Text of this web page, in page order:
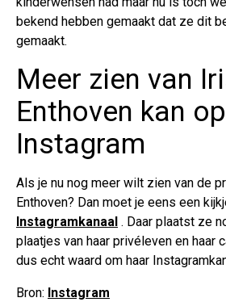
bekend hebben gemaakt dat ze dit
gemaakt.
Meer zien van
Enthoven kan op
Instagram
Als je nu nog meer wilt zien van de
Enthoven? Dan moet je eens een
Instagramkanaal . Daar plaatst ze
plaatjes van haar privéleven en haar
dus echt waard om haar
Bron: Instagram